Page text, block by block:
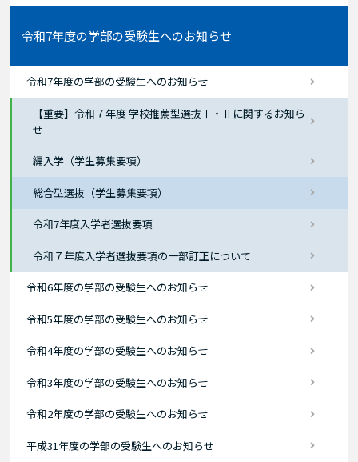
令和7年度の学部の受験生へのお知らせ
令和7年度の学部の受験生へのお知らせ
【重要】令和７年度 学校推薦型選抜Ⅰ・Ⅱに関するお知ら
せ
編入学（学生募集要項）
総合型選抜（学生募集要項）
令和7年度入学者選抜要項
令和７年度入学者選抜要項の一部訂正について
令和6年度の学部の受験生へのお知らせ
令和5年度の学部の受験生へのお知らせ
令和4年度の学部の受験生へのお知らせ
令和3年度の学部の受験生へのお知らせ
令和2年度の学部の受験生へのお知らせ
平成31年度の学部の受験生へのお知らせ